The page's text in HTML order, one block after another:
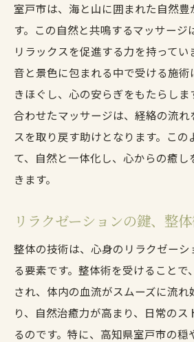
くまで楽しむ
静寂の中で感じる整体の
静かな空間で得るリラク
整体と共に過ごす静寂のひ
心と体を包む室戸市の静
心安らぐ整体とマッサー
室戸市で鍼灸を通じて自然治
鍼灸で旅する心と体の健康
室戸市で体感する鍼灸の
自然環境が促す鍼灸の治
鍼灸を通じた心身の回復の
自然と共に歩む健康の道
室戸市は、海と山に囲まれた自然
す。この自然と共鳴するマッサージ
リラックスを促進する力を持ってい
音と景色に包まれる中で受ける施
きほぐし、心の安らぎをもたらしま
合わせたマッサージは、経絡の流
スを取り戻す助けとなります。この
て、自然と一体化し、心からの癒
きます。
リラクゼーションの鍵、整
整体の技術は、心身のリラクゼー
る要素です。整体術を受けることで
され、体内の血流がスムーズに流れ
り、自然治癒力が高まり、日常の
るのです。特に、高知県室戸市の穏